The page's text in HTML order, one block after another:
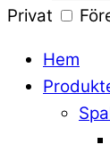
Privat
Hem